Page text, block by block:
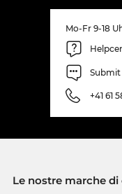
Mo-Fr 9-18
Submit
+41 61
Le nostre marche